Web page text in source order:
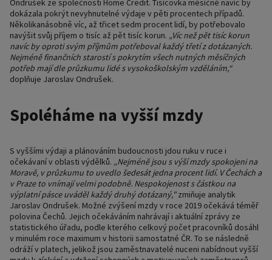
Ondrušek ze společnosti Home Credit. Tisícovka měsíčně navíc by
dokázala pokrýt nevyhnutelné výdaje v pěti procentech případů.
Několikanásobně víc, až třicet sedm procent lidí, by potřebovalo
navýšit svůj příjem o tisíc až pět tisíc korun. „Víc než pět tisíc korun
navíc by oproti svým příjmům potřeboval každý třetí z dotázaných.
Nejméně finančních starostí s pokrytím všech nutných měsíčných
potřeb mají dle průzkumu lidé s vysokoškolským vzděláním,“
doplňuje Jaroslav Ondrušek.
Spoléháme na vyšší mzdy
S vyššími výdaji a plánováním budoucnosti jdou ruku v ruce i
očekávaní v oblasti výdělků. „Nejméně jsou s výší mzdy spokojeni na
Moravě, v průzkumu to uvedlo šedesát jedna procent lidí. V Čechách a
v Praze to vnímají velmi podobně. Nespokojenost s částkou na
výplatní pásce uváděl každý druhý dotázaný,"zmiňuje analytik
Jaroslav Ondrušek. Možné zvýšení mzdy v roce 2019 očekává téměř
polovina Čechů. Jejich očekáváním nahrávají i aktuální zprávy ze
statistického úřadu, podle kterého celkový počet pracovníků dosáhl
v minulém roce maximum v historii samostatné ČR. To se následně
odráží v platech, jelikož jsou zaměstnavatelé nuceni nabídnout vyšší